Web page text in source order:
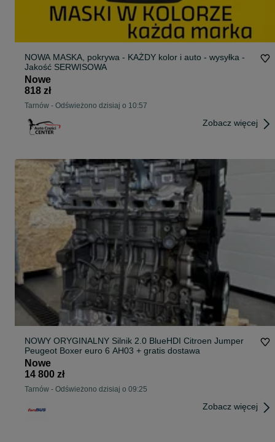
NOWA MASKA, pokrywa - KAŻDY kolor i auto - wysyłka -
Jakość SERWISOWA
Nowe
818 zł
Tarnów - Odświeżono dzisiaj o 10:57
Zobacz więcej
NOWY ORYGINALNY Silnik 2.0 BlueHDI Citroen Jumper
Peugeot Boxer euro 6 AH03 + gratis dostawa
Nowe
14 800 zł
Tarnów - Odświeżono dzisiaj o 09:25
Zobacz więcej